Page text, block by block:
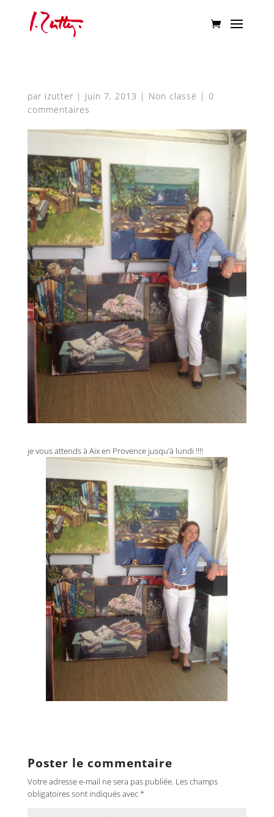
par izutter | Juin 7, 2013 | Non classé | 0
commentaires
je vous attends à Aix en Provence jusqu’à lundi !!!!
Poster le commentaire
Votre adresse e-mail ne sera pas publiée. Les champs
obligatoires sont indiqués avec *